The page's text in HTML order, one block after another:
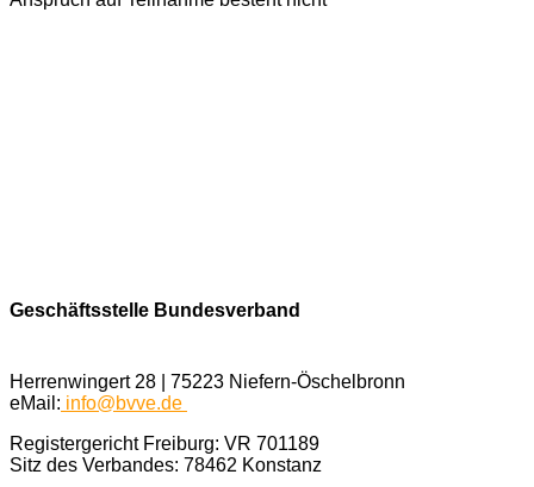
Geschäftsstelle Bundesverband
Herrenwingert 28 | 75223 Niefern-Öschelbronn
eMail: info@bvve.de
Registergericht Freiburg: VR 701189
Sitz des Verbandes: 78462 Konstanz